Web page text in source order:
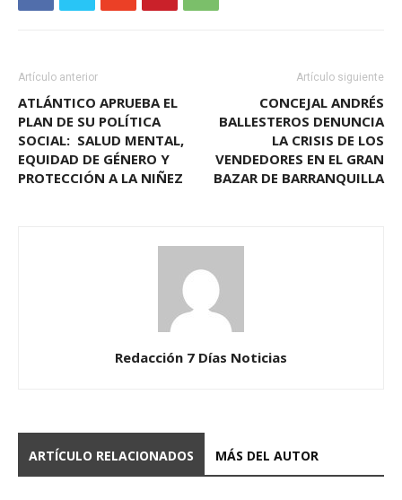
Artículo anterior
ATLÁNTICO APRUEBA EL
PLAN DE SU POLÍTICA
SOCIAL: SALUD MENTAL,
EQUIDAD DE GÉNERO Y
PROTECCIÓN A LA NIÑEZ
Artículo siguiente
CONCEJAL ANDRÉS
BALLESTEROS DENUNCIA
LA CRISIS DE LOS
VENDEDORES EN EL GRAN
BAZAR DE BARRANQUILLA
Redacción 7 Días Noticias
ARTÍCULO RELACIONADOS MÁS DEL AUTOR